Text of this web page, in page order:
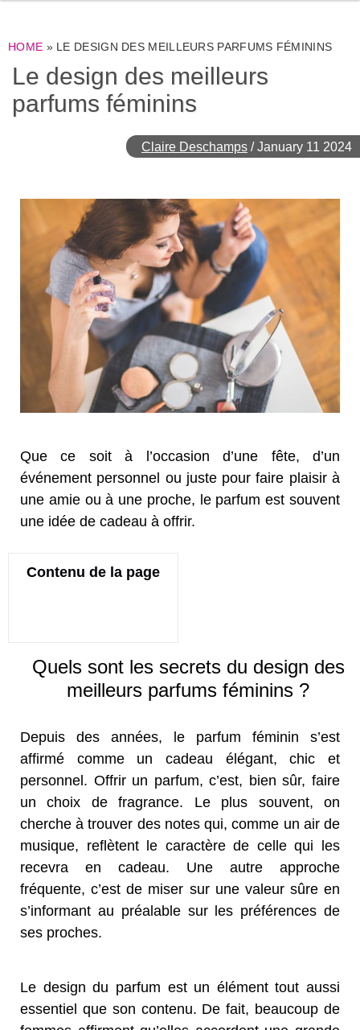
HOME » LE DESIGN DES MEILLEURS PARFUMS FÉMININS
Le design des meilleurs
parfums féminins
Claire Deschamps /January 11 2024
Que ce soit à l’occasion d’une fête, d’un
événement personnel ou juste pour faire plaisir à
une amie ou à une proche, le parfum est souvent
une idée de cadeau à offrir.
Contenu de la page
Quels sont les secrets du design des
meilleurs parfums féminins ?
Depuis des années, le parfum féminin s’est
affirmé comme un cadeau élégant, chic et
personnel. Offrir un parfum, c’est, bien sûr, faire
un choix de fragrance. Le plus souvent, on
cherche à trouver des notes qui, comme un air de
musique, reflètent le caractère de celle qui les
recevra en cadeau. Une autre approche
fréquente, c’est de miser sur une valeur sûre en
s’informant au préalable sur les préférences de
ses proches.
Le design du parfum est un élément tout aussi
essentiel que son contenu. De fait, beaucoup de